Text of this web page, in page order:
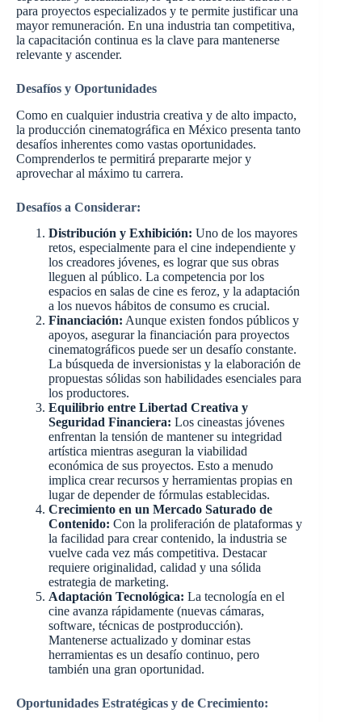
para proyectos especializados y te permite justificar una
mayor remuneración. En una industria tan competitiva,
la capacitación continua es la clave para mantenerse
relevante y ascender.
Desafíos y Oportunidades
Como en cualquier industria creativa y de alto impacto,
la producción cinematográfica en México presenta tanto
desafíos inherentes como vastas oportunidades.
Comprenderlos te permitirá prepararte mejor y
aprovechar al máximo tu carrera.
Desafíos a Considerar:
Distribución y Exhibición: Uno de los mayores
retos, especialmente para el cine independiente y
los creadores jóvenes, es lograr que sus obras
lleguen al público. La competencia por los
espacios en salas de cine es feroz, y la adaptación
a los nuevos hábitos de consumo es crucial.
Financiación: Aunque existen fondos públicos y
apoyos, asegurar la financiación para proyectos
cinematográficos puede ser un desafío constante.
La búsqueda de inversionistas y la elaboración de
propuestas sólidas son habilidades esenciales para
los productores.
Equilibrio entre Libertad Creativa y
Seguridad Financiera: Los cineastas jóvenes
enfrentan la tensión de mantener su integridad
artística mientras aseguran la viabilidad
económica de sus proyectos. Esto a menudo
implica crear recursos y herramientas propias en
lugar de depender de fórmulas establecidas.
Crecimiento en un Mercado Saturado de
Contenido: Con la proliferación de plataformas y
la facilidad para crear contenido, la industria se
vuelve cada vez más competitiva. Destacar
requiere originalidad, calidad y una sólida
estrategia de marketing.
Adaptación Tecnológica: La tecnología en el
cine avanza rápidamente (nuevas cámaras,
software, técnicas de postproducción).
Mantenerse actualizado y dominar estas
herramientas es un desafío continuo, pero
también una gran oportunidad.
Oportunidades Estratégicas y de Crecimiento: